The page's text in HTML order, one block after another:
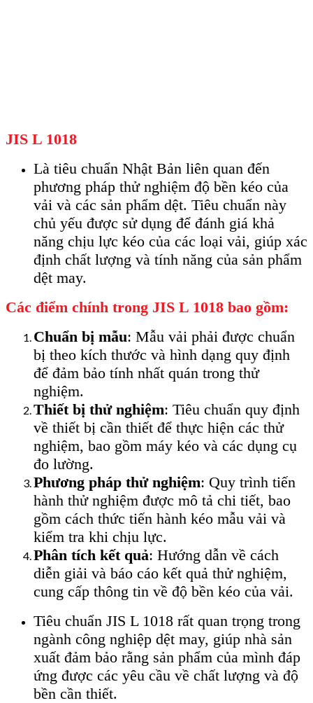
JIS L 1018
Là tiêu chuẩn Nhật Bản liên quan đến
phương pháp thử nghiệm độ bền kéo của
vải và các sản phẩm dệt. Tiêu chuẩn này
chủ yếu được sử dụng để đánh giá khả
năng chịu lực kéo của các loại vải, giúp xác
định chất lượng và tính năng của sản phẩm
dệt may.
Các điểm chính trong JIS L 1018 bao gồm:
Chuẩn bị mẫu: Mẫu vải phải được chuẩn
bị theo kích thước và hình dạng quy định
để đảm bảo tính nhất quán trong thử
nghiệm.
Thiết bị thử nghiệm: Tiêu chuẩn quy định
về thiết bị cần thiết để thực hiện các thử
nghiệm, bao gồm máy kéo và các dụng cụ
đo lường.
Phương pháp thử nghiệm: Quy trình tiến
hành thử nghiệm được mô tả chi tiết, bao
gồm cách thức tiến hành kéo mẫu vải và
kiểm tra khi chịu lực.
Phân tích kết quả: Hướng dẫn về cách
diễn giải và báo cáo kết quả thử nghiệm,
cung cấp thông tin về độ bền kéo của vải.
Tiêu chuẩn JIS L 1018 rất quan trọng trong
ngành công nghiệp dệt may, giúp nhà sản
xuất đảm bảo rằng sản phẩm của mình đáp
ứng được các yêu cầu về chất lượng và độ
bền cần thiết.